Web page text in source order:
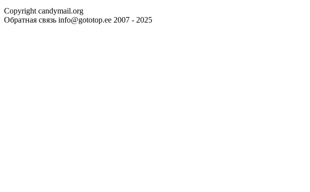
Copyright candymail.org
Обратная связь info@gototop.ee 2007 - 2025